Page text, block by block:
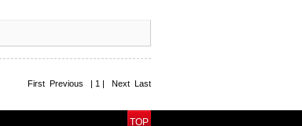
First Previous | 1 | Next Last
TOP